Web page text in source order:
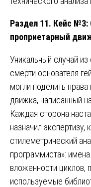
Раздел 11. Кейс №3:
проприетарный
Уникальный случай
смерти основателя
могли поделить
движка, написанный
Каждая сторона
назначил экспертизу,
стилеметрический
программиста»:
вложенности циклов,
используемые